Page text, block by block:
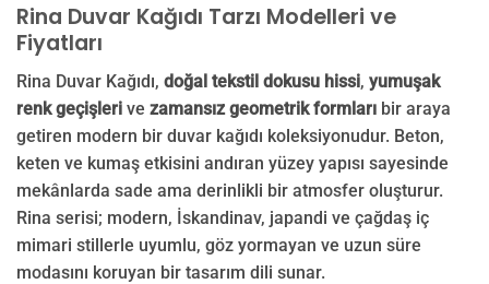
Rina Duvar Kağıdı Tarzı Modelleri ve
Fiyatları
Rina Duvar Kağıdı, doğal tekstil dokusu hissi, yumuşak
renk geçişleri ve zamansız geometrik formları bir araya
getiren modern bir duvar kağıdı koleksiyonudur. Beton,
keten ve kumaş etkisini andıran yüzey yapısı sayesinde
mekânlarda sade ama derinlikli bir atmosfer oluşturur.
Rina serisi; modern, İskandinav, japandi ve çağdaş iç
mimari stillerle uyumlu, göz yormayan ve uzun süre
modasını koruyan bir tasarım dili sunar.